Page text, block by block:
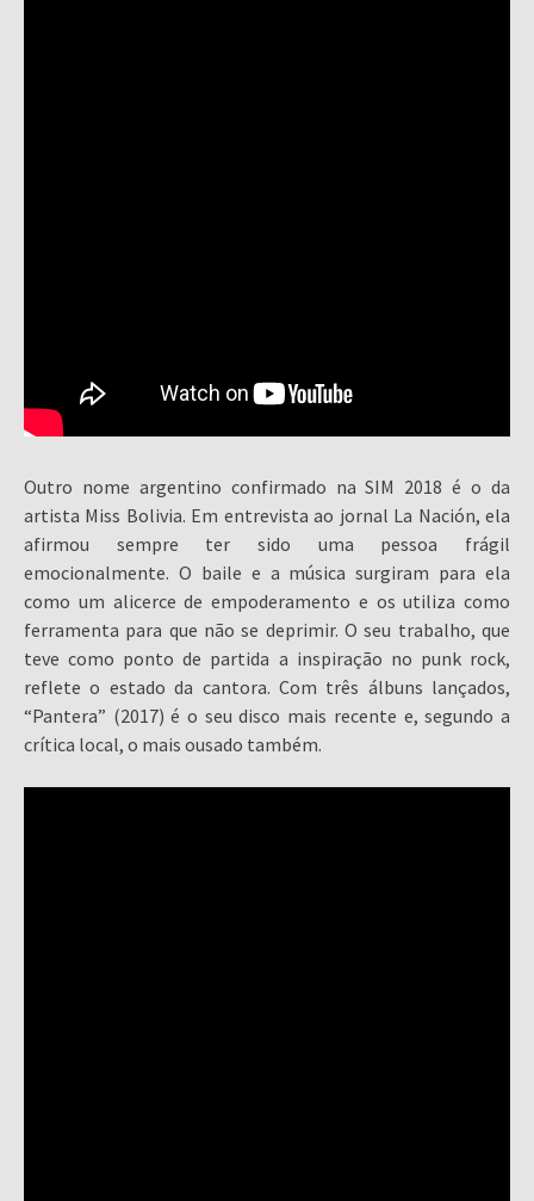
Outro nome argentino confirmado na SIM 2018 é o da
artista Miss Bolivia. Em entrevista ao jornal La Nación, ela
afirmou sempre ter sido uma pessoa frágil
emocionalmente. O baile e a música surgiram para ela
como um alicerce de empoderamento e os utiliza como
ferramenta para que não se deprimir. O seu trabalho, que
teve como ponto de partida a inspiração no punk rock,
reflete o estado da cantora. Com três álbuns lançados,
“Pantera” (2017) é o seu disco mais recente e, segundo a
crítica local, o mais ousado também.